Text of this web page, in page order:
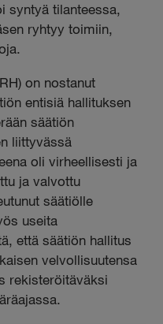
syntyä tilanteessa,
ryhtyy toimiin,
on nostanut
entisiä hallituksen
säätiön
liittyvässä
oli virheellisesti ja
ja valvottu
säätiölle
useita
että säätiön hallitus
velvollisuutensa
rekisteröitäväksi